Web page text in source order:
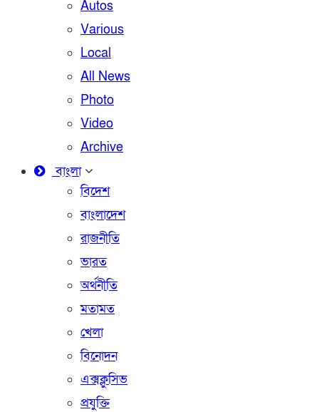
Autos
Various
Local
All News
Photo
Video
Archive
বাংলা
বিদেশ
বাংলাদেশ
রাজনীতি
ভারত
অর্থনীতি
মতামত
খেলা
বিনোদন
এক্সক্লুসিভ
প্রযুক্তি